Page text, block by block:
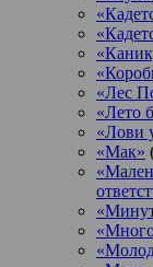
«Лес
«Лето
«Лови
«Мак»